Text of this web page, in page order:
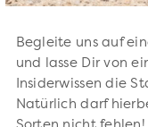
Begleite uns auf
und lasse Dir von
Insiderwissen die
Natürlich darf